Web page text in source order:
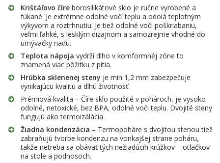
Krištáľovo číreborosilikátové sklo je ručne vyrobené a
fúkané. Je extrémne odolné voči teplu a odolá teplotným
výkyvom a roztrhnutiu. Je tiež odolné voči poškriabaniu,
veľmi ľahké, s lesklým dizajnom a samozrejme vhodné do
umývačky riadu.
Teplota nápoja vydrží dlho v komformnéj zóne to
znamená viac pôžitku z pitia.
Hrúbka sklenenej steny je min 1,2 mm zabezpečuje
vynikajúcu kvalitu a dlhú životnosť.
Prémiová kvalita – Číre sklo použité v pohároch, je vysoko
odolné, netoxické, bez BPA, odolné voči teplu. Dvojité steny
fungujú ako termoizálácia
Žiadna kondenzácia – Termopoháre s dvojitou stenou tiež
zabraňujú tvorbe kondenzu na vonkajšej strane poháru,
takže netreba sa obávať tých nežiadúcih krúžkov – otlačkov
na stole a podnosoch.